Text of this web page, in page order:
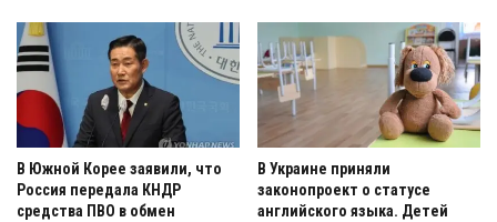
В Южной Корее заявили, что
Россия передала КНДР
средства ПВО в обмен
В Украине приняли
законопроект о статусе
английского языка. Детей